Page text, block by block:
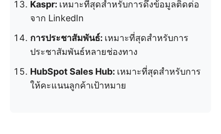
Kaspr: เหมาะที่สุดสำหรับการดึงข้อมูลติดต่อ
จาก LinkedIn
การประชาสัมพันธ์: เหมาะที่สุดสำหรับการ
ประชาสัมพันธ์หลายช่องทาง
HubSpot Sales Hub: เหมาะที่สุดสำหรับการ
ให้คะแนนลูกค้าเป้าหมาย